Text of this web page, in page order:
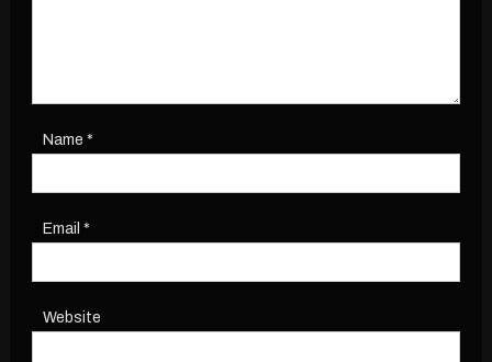
Name *
Email *
Website